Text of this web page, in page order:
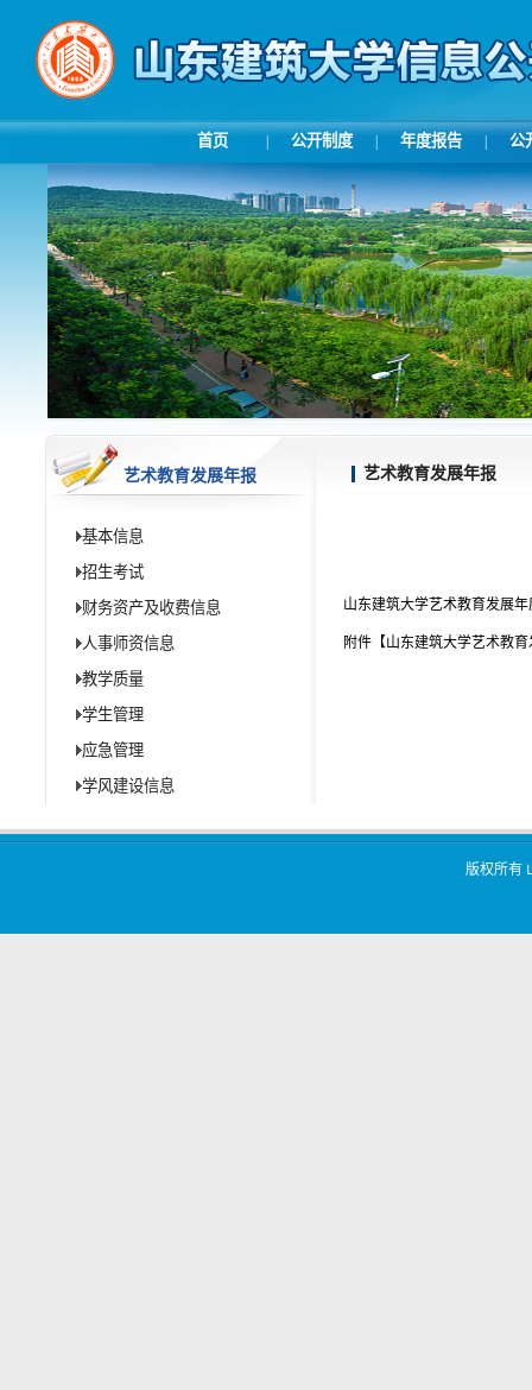
首页 公开制度 年度报告 公
艺术教育发展年报
基本信息
招生考试
财务资产及收费信息
人事师资信息
教学质量
学生管理
应急管理
学风建设信息
艺术教育发展年报
山东建筑大学艺术教育发展年
附件【山东建筑大学艺术教育
版权所有